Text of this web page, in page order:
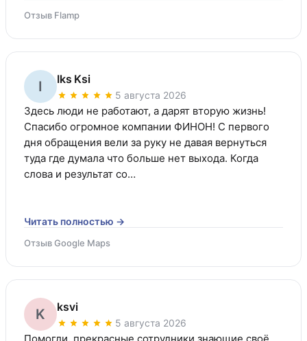
Отзыв Flamp
I Iks Ksi
5 августа 2026
Здесь люди не работают, а дарят вторую жизнь!
Спасибо огромное компании ФИНОН! С первого
дня обращения вели за руку не давая вернуться
туда где думала что больше нет выхода. Когда
слова и результат со…
Читать полностью →
Отзыв Google Maps
K ksvi
5 августа 2026